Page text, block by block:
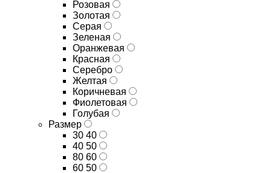
Розовая
Золотая
Серая
Зеленая
Оранжевая
Красная
Серебро
Желтая
Коричневая
Фиолетовая
Голубая
Размер
30 40
40 50
80 60
60 50